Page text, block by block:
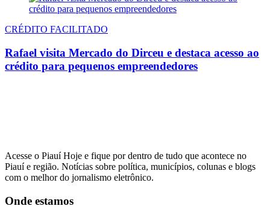
CRÉDITO FACILITADO
Rafael visita Mercado do Dirceu e destaca acesso ao
crédito para pequenos empreendedores
Acesse o Piauí Hoje e fique por dentro de tudo que acontece no
Piauí e região. Notícias sobre política, municípios, colunas e blogs
com o melhor do jornalismo eletrônico.
Onde estamos